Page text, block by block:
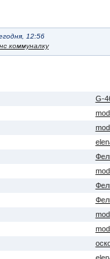
12:56
коммуналку
G-